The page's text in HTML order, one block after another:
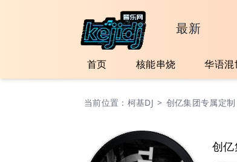
最新
首页 核能串烧 华语混
当前位置： 柯基DJ > 创亿集团专属定制
创